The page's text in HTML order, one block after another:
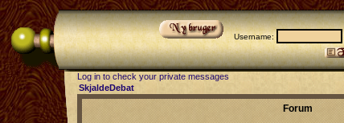
Username:
Log in to check your private messages
SkjaldeDebat
Forum